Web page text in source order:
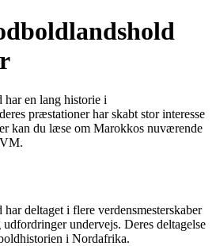
en lang historie i
præstationer har skabt stor interesse
kan du læse om Marokkos nuværende
deltaget i flere verdensmesterskaber
undervejs. Deres deltagelse
i Nordafrika.